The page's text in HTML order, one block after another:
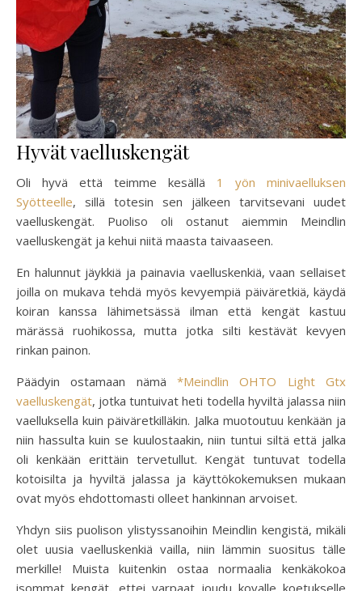
Hyvät vaelluskengät
Oli hyvä että teimme kesällä 1 yön minivaelluksen
Syötteelle, sillä totesin sen jälkeen tarvitsevani uudet
vaelluskengät. Puoliso oli ostanut aiemmin Meindlin
vaelluskengät ja kehui niitä maasta taivaaseen.
En halunnut jäykkiä ja painavia vaelluskenkiä, vaan sellaiset
joilla on mukava tehdä myös kevyempiä päiväretkiä, käydä
koiran kanssa lähimetsässä ilman että kengät kastuu
märässä ruohikossa, mutta jotka silti kestävät kevyen
rinkan painon.
Päädyin ostamaan nämä *Meindlin OHTO Light Gtx
vaelluskengät, jotka tuntuivat heti todella hyviltä jalassa niin
vaelluksella kuin päiväretkilläkin. Jalka muotoutuu kenkään ja
niin hassulta kuin se kuulostaakin, niin tuntui siltä että jalka
oli kenkään erittäin tervetullut. Kengät tuntuvat todella
kotoisilta ja hyviltä jalassa ja käyttökokemuksen mukaan
ovat myös ehdottomasti olleet hankinnan arvoiset.
Yhdyn siis puolison ylistyssanoihin Meindlin kengistä, mikäli
olet uusia vaelluskenkiä vailla, niin lämmin suositus tälle
merkille! Muista kuitenkin ostaa normaalia kenkäkokoa
isommat kengät, ettei varpaat joudu kovalle koetukselle